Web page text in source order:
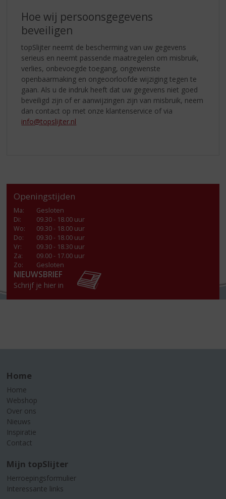
Hoe wij persoonsgegevens
beveiligen
topSlijter neemt de bescherming van uw gegevens
serieus en neemt passende maatregelen om misbruik,
verlies, onbevoegde toegang, ongewenste
openbaarmaking en ongeoorloofde wijziging tegen te
gaan. Als u de indruk heeft dat uw gegevens niet goed
beveiligd zijn of er aanwijzingen zijn van misbruik, neem
dan contact op met onze klantenservice of via
info@topslijter.nl
Openingstijden
Ma:
Gesloten
Di:
09.30 - 18.00 uur
Wo:
09.30 - 18.00 uur
Do:
09.30 - 18.00 uur
Vr:
09.30 - 18.30 uur
Za:
09.00 - 17.00 uur
Zo:
Gesloten
NIEUWSBRIEF
Schrijf je hier in
Home
Home
Webshop
Over ons
Nieuws
Inspiratie
Contact
Mijn topSlijter
Herroepingsformulier
Interessante links